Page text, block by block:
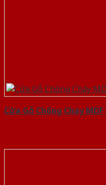
Cửa Gỗ Chống Cháy